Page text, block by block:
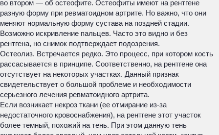
во втором — об остеофите. Остеофиты имеют на рентгене
разную форму при ревматоидном артрите. Но важно, что они
меняют нормальную форму сустава на поздней стадии.
Возможно искривление пальцев. Часто это видно и без
рентгена, но снимок подтверждает подозрения.
Остеолиз. Встречается редко. Это процесс, при котором кость
рассасывается в принципе. Соответственно, на рентгене она
отсутствует на некоторых участках. Данный признак
свидетельствует о большой проблеме и необходимости
серьезного лечения ревматоидного артрита.
Если возникает некроз ткани (ее отмирание из-за
недостаточного кровоснабжения), на рентгене этот участок
более темный, похожий на тень. При этом данную тень